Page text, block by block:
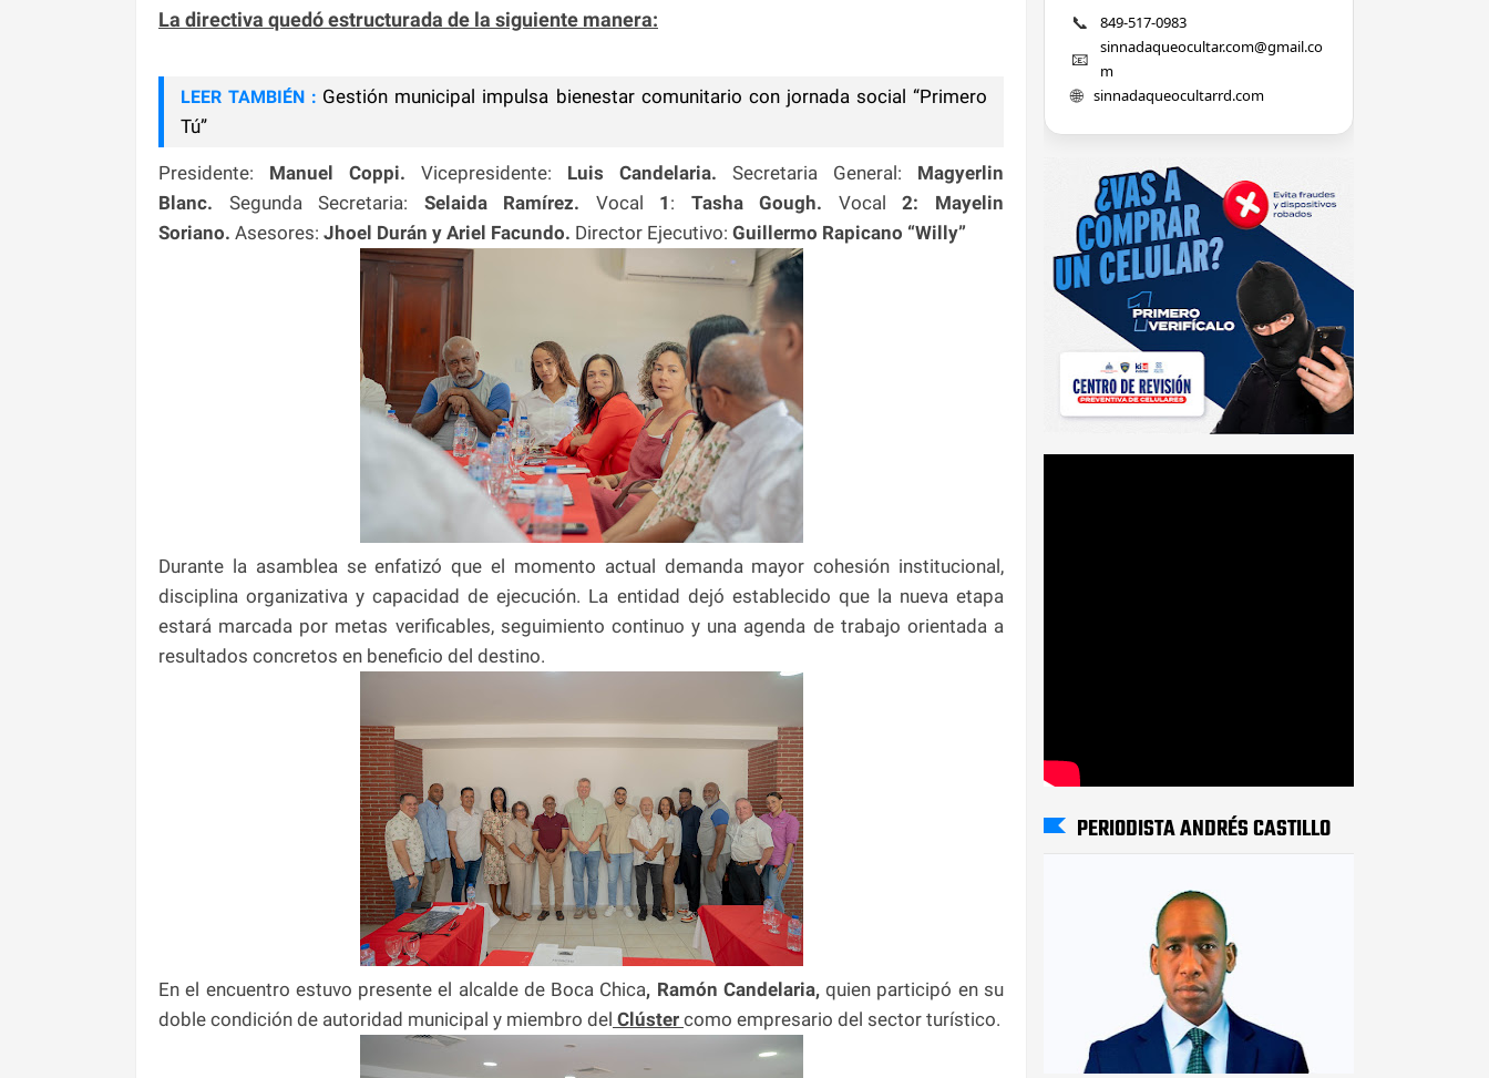
La directiva quedó estructurada de la siguiente manera:
LEER TAMBIÉN : Gestión municipal impulsa bienestar comunitario con jornada social “Primero
Tú”
Presidente: Manuel Coppi. Vicepresidente: Luis Candelaria. Secretaria General: Magyerlin
Blanc. Segunda Secretaria: Selaida Ramírez. Vocal 1 : Tasha Gough. Vocal2:
Mayelin
Soriano. Asesores: Jhoel Durán y Ariel Facundo. Director Ejecutivo: Guillermo Rapicano “Willy”
Durante la asamblea se enfatizó que el momento actual demanda mayor cohesión institucional,
disciplina organizativa y capacidad de ejecución. La entidad dejó establecido que la nueva etapa
estará marcada por metas verificables, seguimiento continuo y una agenda de trabajo orientada a
resultados concretos en beneficio del destino.
En el encuentro estuvo presente el alcalde de Boca Chica, Ramón Candelaria,quien participó en su
doble condición de autoridad municipal y miembro del Clúster como empresario del sector turístico.
📞 849-517-0983
📧
sinnadaqueocultar.com@gmail.co
m
🌐 sinnadaqueocultarrd.com
PERIODISTA ANDRÉS CASTILLO